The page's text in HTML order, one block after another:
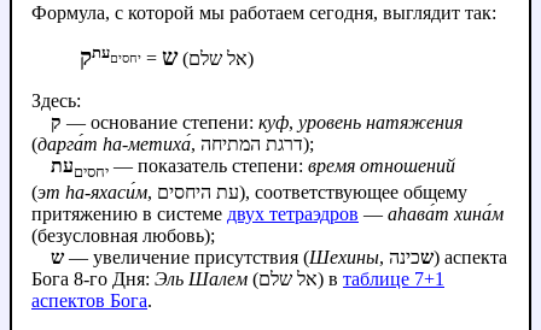
Формула, с которой мы работаем сегодня, выглядит так:
קעתיחסים = ש (אל שלם)
Здесь:
ק — основание степени: куф, уровень натяжения
(дарга́т hа‑метиха́
, דרגת המתיחה);
עתיחסים — показатель степени: время отношений
(эт hа‑яхаси́м, עת היחסים), соответствующее общему
притяжению в системе двух тетраэдров — аhава́т хина́м
(безусловная любовь);
ש — увеличение присутствия (Шехины, שכינה) аспекта
Бога 8-го Дня: Эль Шалем (אל שלם) в таблице 7+1
аспектов Бога.